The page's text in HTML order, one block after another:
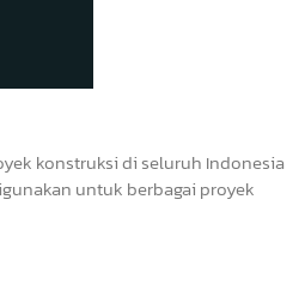
konstruksi di seluruh Indonesia
untuk berbagai proyek